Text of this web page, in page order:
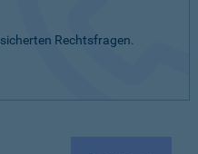
Rechtsfragen.